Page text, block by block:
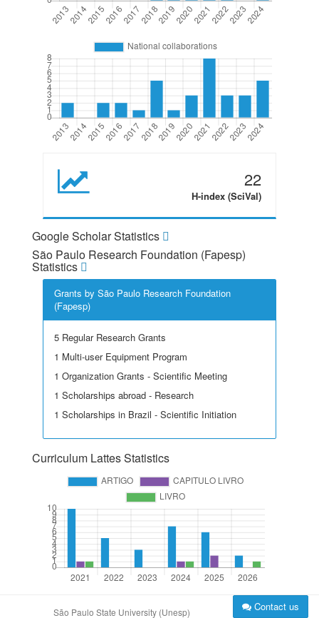
22
H-index (SciVal)
Google Scholar Statistics
São Paulo Research Foundation (Fapesp)
Statistics
Grants by São Paulo Research Foundation
(Fapesp)
5 Regular Research Grants
1 Multi-user Equipment Program
1 Organization Grants - Scientific Meeting
1 Scholarships abroad - Research
1 Scholarships in Brazil - Scientific Initiation
Curriculum Lattes Statistics
São Paulo State University (Unesp) Contact us